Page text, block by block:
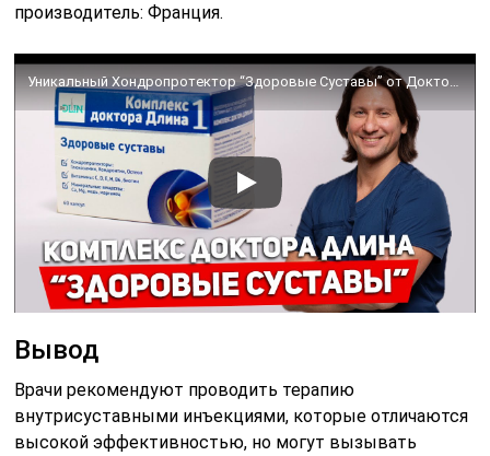
производитель: Франция.
Вывод
Врачи рекомендуют проводить терапию
внутрисуставными инъекциями, которые отличаются
высокой эффективностью, но могут вызывать